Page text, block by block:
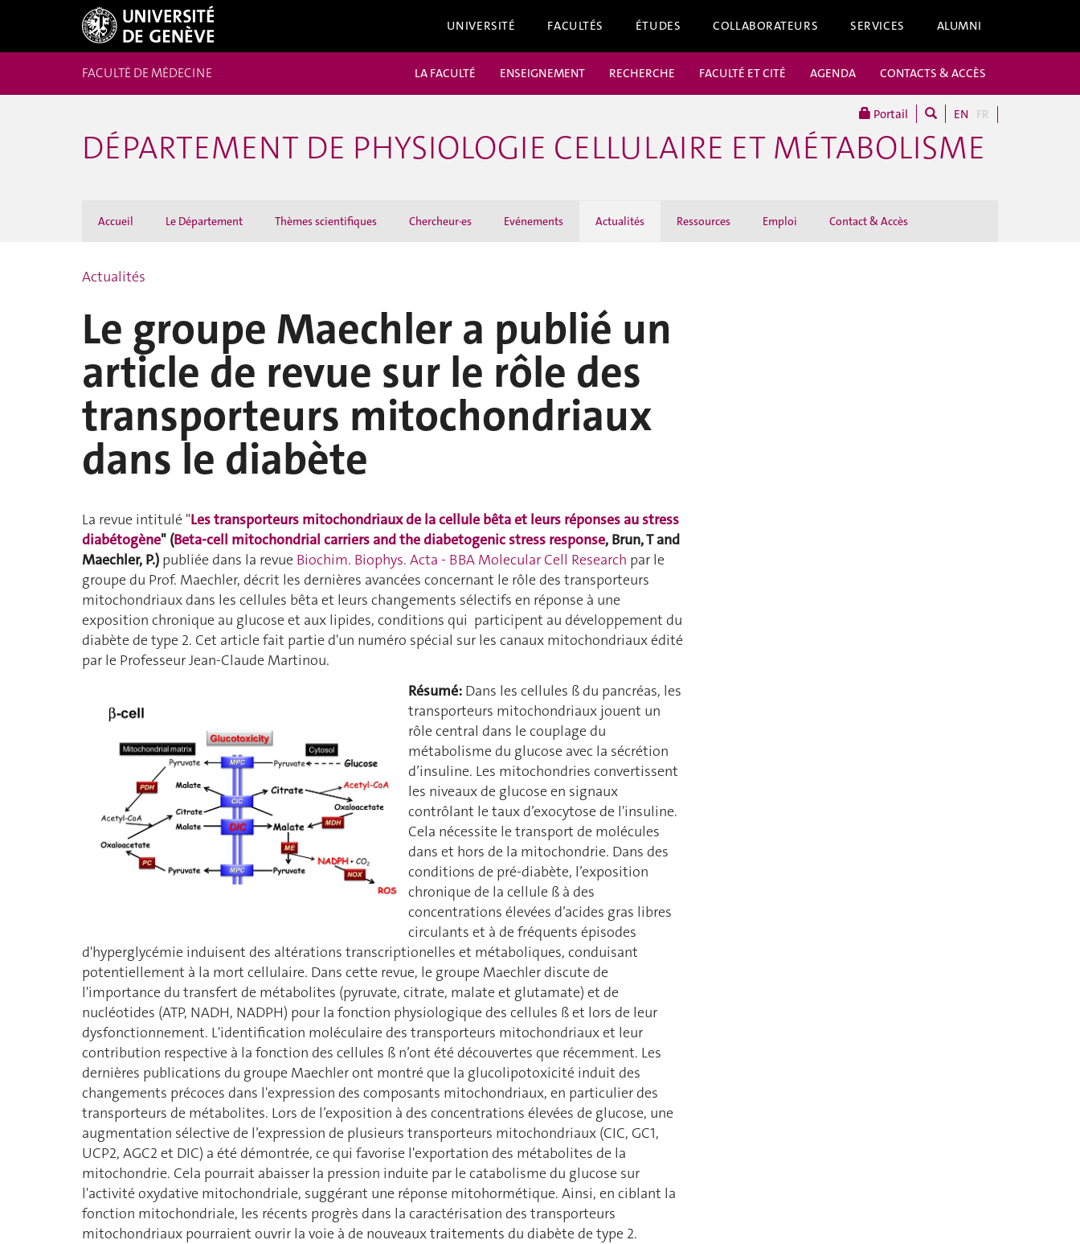
UNIVERSITÉ FACULTÉS ÉTUDES COLLABORATEURS SERVICES ALUMNI
Portail EN FR
FACULTÉ DE MÉDECINE LA FACULTÉ ENSEIGNEMENT RECHERCHE FACULTÉ ET CITÉ AGENDA CONTACTS & ACCÈS
DÉPARTEMENT DE PHYSIOLOGIE CELLULAIRE ET MÉTABOLISME
Accueil Le Département Thèmes scientifiques Chercheur·es Evénements Actualités Ressources Emploi Contact & Accès
Actualités
Le groupe Maechler a publié un
article de revue sur le rôle des
transporteurs mitochondriaux
dans le diabète
La revue intitulé "Les transporteurs mitochondriaux de la cellule bêta et leurs réponses au stress
diabétogène" (Beta-cell mitochondrial carriers and the diabetogenic stress response, Brun, T and
Maechler, P.) publiée dans la revue Biochim. Biophys. Acta - BBA Molecular Cell Research par le
groupe du Prof. Maechler, décrit les dernières avancées concernant le rôle des transporteurs
mitochondriaux dans les cellules bêta et leurs changements sélectifs en réponse à une
exposition chronique au glucose et aux lipides, conditions qui participent au développement du
diabète de type 2. Cet article fait partie d'un numéro spécial sur les canaux mitochondriaux édité
par le Professeur Jean-Claude Martinou.
Résumé: Dans les cellules ß du pancréas, les
transporteurs mitochondriaux jouent un
rôle central dans le couplage du
métabolisme du glucose avec la sécrétion
d’insuline. Les mitochondries convertissent
les niveaux de glucose en signaux
contrôlant le taux d’exocytose de l'insuline.
Cela nécessite le transport de molécules
dans et hors de la mitochondrie. Dans des
conditions de pré-diabète, l’exposition
chronique de la cellule ß à des
concentrations élevées d’acides gras libres
circulants et à de fréquents épisodes
d'hyperglycémie induisent des altérations transcriptionelles et métaboliques, conduisant
potentiellement à la mort cellulaire. Dans cette revue, le groupe Maechler discute de
l'importance du transfert de métabolites (pyruvate, citrate, malate et glutamate) et de
nucléotides (ATP, NADH, NADPH) pour la fonction physiologique des cellules ß et lors de leur
dysfonctionnement. L'identification moléculaire des transporteurs mitochondriaux et leur
contribution respective à la fonction des cellules ß n’ont été découvertes que récemment. Les
dernières publications du groupe Maechler ont montré que la glucolipotoxicité induit des
changements précoces dans l'expression des composants mitochondriaux, en particulier des
transporteurs de métabolites. Lors de l’exposition à des concentrations élevées de glucose, une
augmentation sélective de l’expression de plusieurs transporteurs mitochondriaux (CIC, GC1,
UCP2, AGC2 et DIC) a été démontrée, ce qui favorise l'exportation des métabolites de la
mitochondrie. Cela pourrait abaisser la pression induite par le catabolisme du glucose sur
l'activité oxydative mitochondriale, suggérant une réponse mitohormétique. Ainsi, en ciblant la
fonction mitochondriale, les récents progrès dans la caractérisation des transporteurs
mitochondriaux pourraient ouvrir la voie à de nouveaux traitements du diabète de type 2.